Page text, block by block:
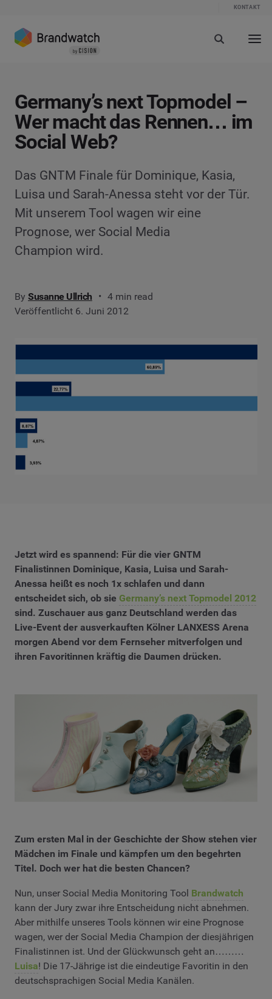
KONTAKT
Germany’s next Topmodel –
Wer macht das Rennen… im
Social Web?
Das GNTM Finale für Dominique, Kasia,
Luisa und Sarah-Anessa steht vor der Tür.
Mit unserem Tool wagen wir eine
Prognose, wer Social Media
Champion wird.
By Susanne Ullrich
4 min read
Veröffentlicht 6. Juni 2012
Jetzt wird es spannend: Für die vier GNTM
Finalistinnen Dominique, Kasia, Luisa und Sarah-
Anessa heißt es noch 1x schlafen und dann
entscheidet sich, ob sie Germany’s next Topmodel 2012
sind. Zuschauer aus ganz Deutschland werden das
Live-Event der ausverkauften Kölner LANXESS Arena
morgen Abend vor dem Fernseher mitverfolgen und
ihren Favoritinnen kräftig die Daumen drücken.
Zum ersten Mal in der Geschichte der Show stehen vier
Mädchen im Finale und kämpfen um den begehrten
Titel. Doch wer hat die besten Chancen?
Nun, unser Social Media Monitoring Tool Brandwatch
kann der Jury zwar ihre Entscheidung nicht abnehmen.
Aber mithilfe unseres Tools können wir eine Prognose
wagen, wer der Social Media Champion der diesjährigen
Finalistinnen ist. Und der Glückwunsch geht an………
Luisa! Die 17-Jährige ist die eindeutige Favoritin in den
deutschsprachigen Social Media Kanälen.